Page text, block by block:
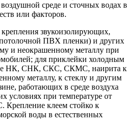
среде и сточных водах в
или факторов.
звукоизолирующих,
ПВХ пленки) и других
и неокрашенному металлу при
для приклейки холодным
НК, СНК, СКС, СКМС, наирита к
металлу, к стеклу и другим
работающих в среде воздуха
условиях при температуре от
Крепление клеем стойко к
воды в естественных